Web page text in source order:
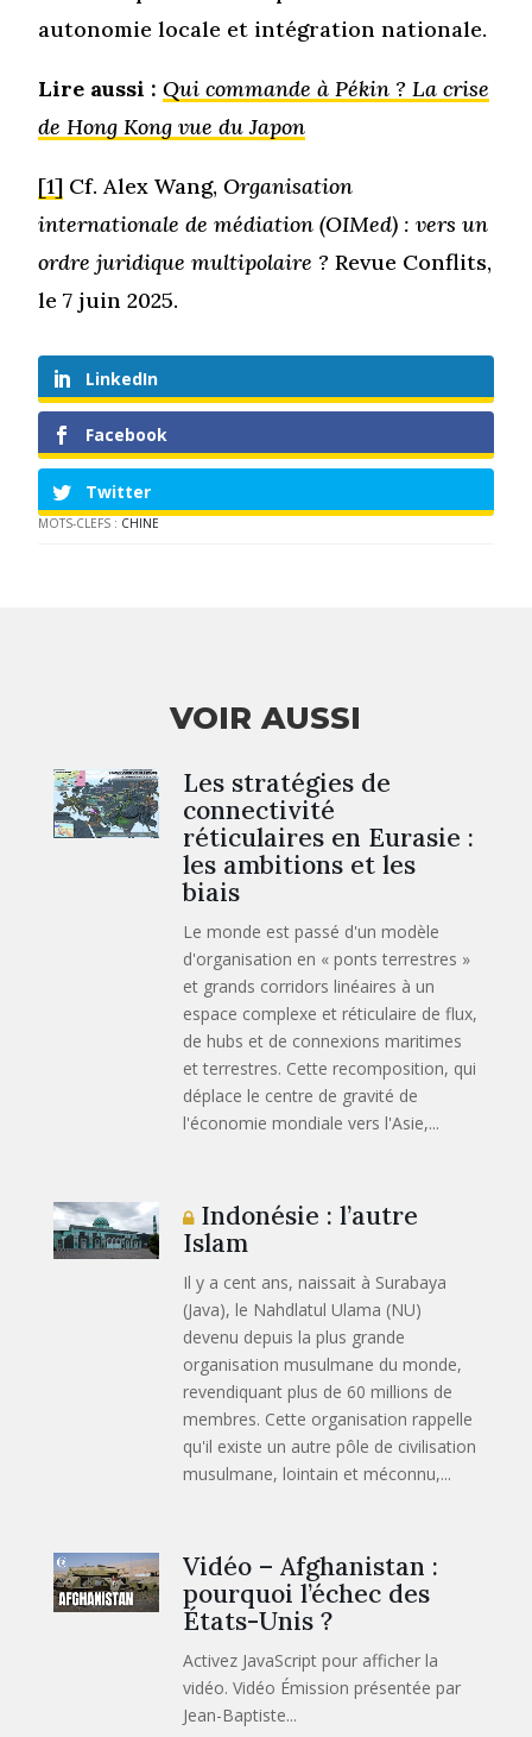
autonomie locale et intégration nationale.
Lire aussi : Qui commande à Pékin ? La crise
de Hong Kong vue du Japon
[1] Cf. Alex Wang,Organisation
internationale de médiation (OIMed) : vers un
ordre juridique multipolaire ? Revue Conflits,
le 7 juin 2025.
LinkedIn
Facebook
Twitter
MOTS-CLEFS : CHINE
VOIR AUSSI
Les stratégies de
connectivité
réticulaires en Eurasie :
les ambitions et les
biais
Le monde est passé d'un modèle
d'organisation en « ponts terrestres »
et grands corridors linéaires à un
espace complexe et réticulaire de flux,
de hubs et de connexions maritimes
et terrestres. Cette recomposition, qui
déplace le centre de gravité de
l'économie mondiale vers l'Asie,...
Indonésie : l’autre
Islam
Il y a cent ans, naissait à Surabaya
(Java), le Nahdlatul Ulama (NU)
devenu depuis la plus grande
organisation musulmane du monde,
revendiquant plus de 60 millions de
membres. Cette organisation rappelle
qu'il existe un autre pôle de civilisation
musulmane, lointain et méconnu,...
Vidéo – Afghanistan :
pourquoi l’échec des
États-Unis ?
Activez JavaScript pour afficher la
vidéo. Vidéo Émission présentée par
Jean-Baptiste...